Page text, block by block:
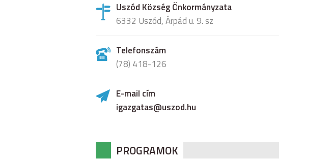
Uszód Község Önkormányzata
6332 Uszód, Árpád u. 9. sz
Telefonszám
(78) 418-126
E-mail cím
igazgatas@uszod.hu
PROGRAMOK